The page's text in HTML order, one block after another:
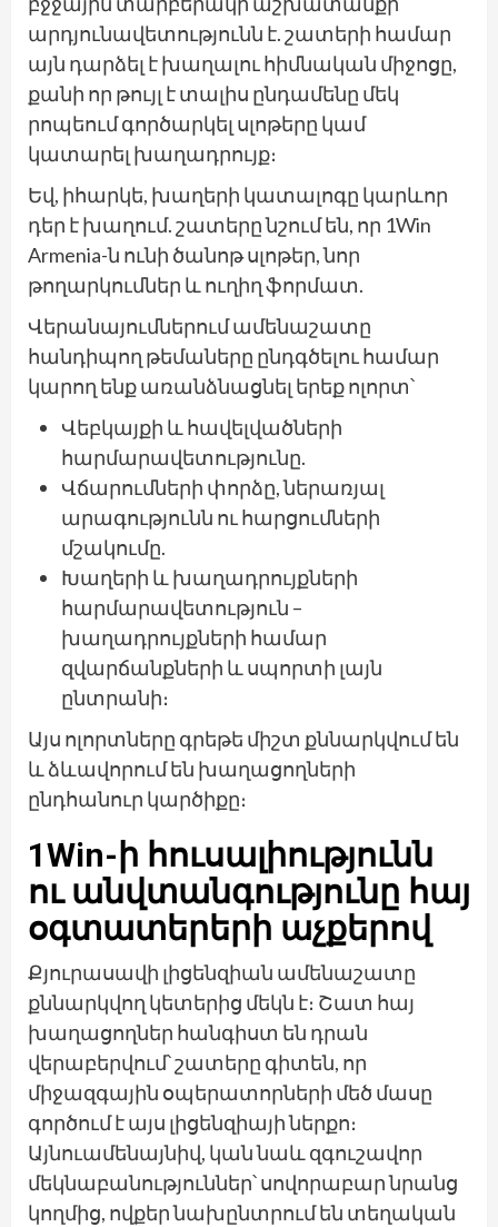
արդյունավետությունն է. շատերի համար
այն դարձել է խաղալու հիմնական միջոցը,
քանի որ թույլ է տալիս ընդամենը մեկ
րոպեում գործարկել սլոթերը կամ
կատարել խաղադրույք։
Եվ, իհարկե, խաղերի կատալոգը կարևոր
դեր է խաղում. շատերը նշում են, որ 1Win
Armenia-ն ունի ծանոթ սլոթեր, նոր
թողարկումներ և ուղիղ ֆորմատ.
Վերանայումներում ամենաշատը
հանդիպող թեմաները ընդգծելու համար
կարող ենք առանձնացնել երեք ոլորտ՝
Վեբկայքի և հավելվածների
հարմարավետությունը.
Վճարումների փորձը, ներառյալ
արագությունն ու հարցումների
մշակումը.
Խաղերի և խաղադրույքների
հարմարավետություն –
խաղադրույքների համար
զվարճանքների և սպորտի լայն
ընտրանի։
Այս ոլորտները գրեթե միշտ քննարկվում են
և ձևավորում են խաղացողների
ընդհանուր կարծիքը։
1Win-ի հուսալիությունն
ու անվտանգությունը հայ
օգտատերերի աչքերով
Քյուրասավի լիցենզիան ամենաշատը
քննարկվող կետերից մեկն է։ Շատ հայ
խաղացողներ հանգիստ են դրան
վերաբերվում՝ շատերը գիտեն, որ
միջազգային օպերատորների մեծ մասը
գործում է այս լիցենզիայի ներքո։
Այնուամենայնիվ, կան նաև զգուշավոր
մեկնաբանություններ՝ սովորաբար նրանց
կողմից, ովքեր նախընտրում են տեղական